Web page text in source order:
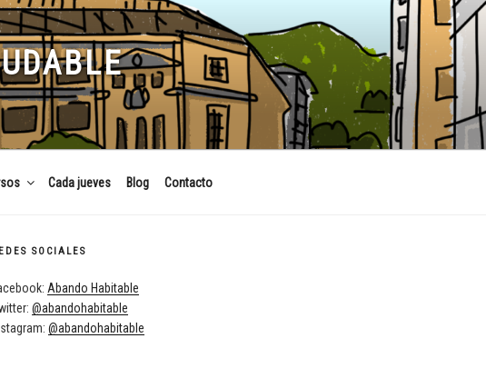
Cada jueves Blog Contacto
SOCIALES
Abando Habitable
@abandohabitable
@abandohabitable